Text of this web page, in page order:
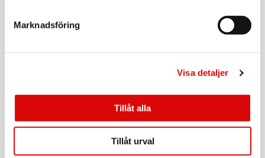
Marknadsföring
Visa detaljer
Tillåt alla
Tillåt urval
16000540
Rek: 1 499,00 kr
KÄRCHER